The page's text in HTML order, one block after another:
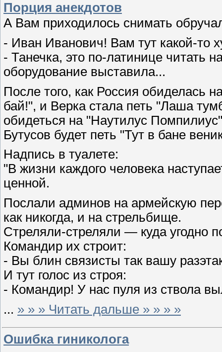
Порция анекдотов
А Вам приходилось снимать
- Иван Иванович! Вам тут какой-то
- Танечка, это по-латинице читать
оборудование выставила...
После того, как Россия обиделась
бай!", и Верка стала петь "Лаша
обидеться на "Наутилус
Бутусов будет петь "Тут в бане
Надпись в туалете:
"В жизни каждого человека
ценной.
Послали админов на армейскую
как никогда, и на стрельбище.
Стреляли-стреляли — куда угодно
Командир их строит:
- Вы блин связисты так вашу
И тут голос из строя:
- Командир! У нас пуля из ствола
... » » » Читать дальше » » » »
Ошибка гиниколога